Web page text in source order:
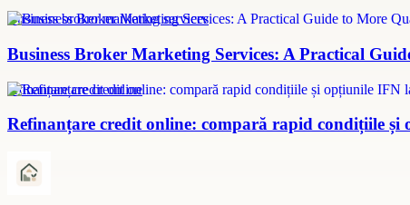
Business broker marketing services
Business Broker Marketing Services: A Practical
refinanțare credit online
Refinanțare credit online: compară rapid condițiile